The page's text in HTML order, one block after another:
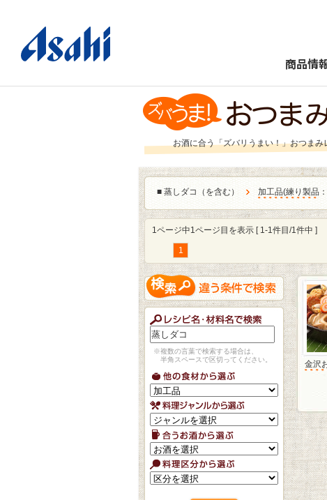
商品情
お酒に合う「ズバリうまい！」おつまみ
■ 蒸しダコ（を含む） 加工品(練り製品 ：
1ページ中1ページ目を表示 [ 1-1件目/1件中 ]
1
※複数の言葉で検索する場合は、
半角スペースで区切ってください。
金沢